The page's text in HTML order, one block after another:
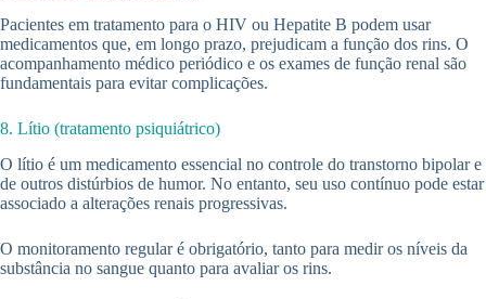
Pacientes em tratamento para o HIV ou Hepatite B podem usar
medicamentos que, em longo prazo, prejudicam a função dos rins. O
acompanhamento médico periódico e os exames de função renal são
fundamentais para evitar complicações.
8. Lítio (tratamento psiquiátrico)
O lítio é um medicamento essencial no controle do transtorno bipolar e
de outros distúrbios de humor. No entanto, seu uso contínuo pode estar
associado a alterações renais progressivas.
O monitoramento regular é obrigatório, tanto para medir os níveis da
substância no sangue quanto para avaliar os rins.